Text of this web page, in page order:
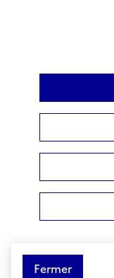
Fermer